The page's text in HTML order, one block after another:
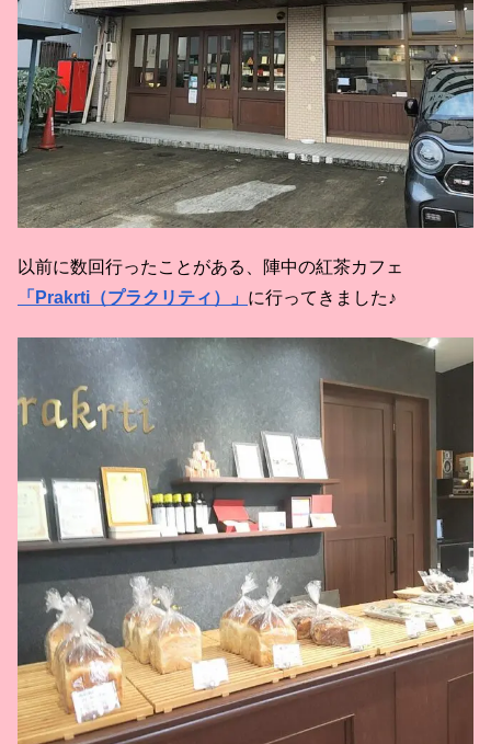
以前に数回行ったことがある、陣中の紅茶カフェ
「Prakrti（プラクリティ）」 に行ってきました♪